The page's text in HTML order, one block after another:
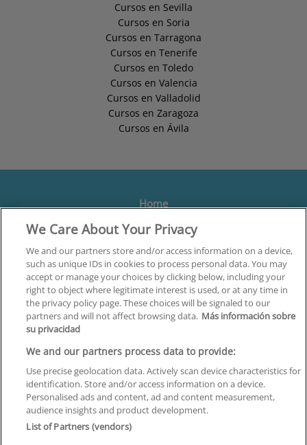
Cursos en Sevilla
Cursos en Soria
Cursos en Tarragona
Cursos en Tenerife
Cursos en Toledo
Cursos en Valencia
Cursos en Valladolid
Cursos en Zaragoza
Cursos en Ávila
Home
Formación
Centros
Orientación
Quiénes somos
Contacta
Aviso Legal
Política de Privacidad
Política de Cookies
Canal Ético
We Care About Your Privacy
We and our partners store and/or access information on a device,
such as unique IDs in cookies to process personal data. You may
accept or manage your choices by clicking below, including your
right to object where legitimate interest is used, or at any time in
the privacy policy page. These choices will be signaled to our
partners and will not affect browsing data. Más información sobre
su privacidad
We and our partners process data to provide:
Use precise geolocation data. Actively scan device characteristics for
identification. Store and/or access information on a device.
Personalised ads and content, ad and content measurement,
audience insights and product development.
List of Partners (vendors)